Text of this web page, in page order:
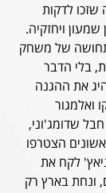
שזכו לדקות
שמעון ויחזקיה.
של משחק
בלי הדבר
את ההגנה
ואלמגור
שדומג'וני,
הצטרפו
לקח את
ונחת בארץ רק